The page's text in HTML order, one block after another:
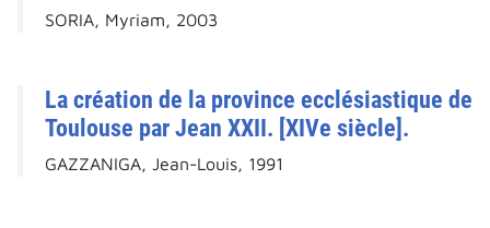
SORIA, Myriam, 2003
La création de la province ecclésiastique de
Toulouse par Jean XXII. [XIVe siècle].
GAZZANIGA, Jean-Louis, 1991